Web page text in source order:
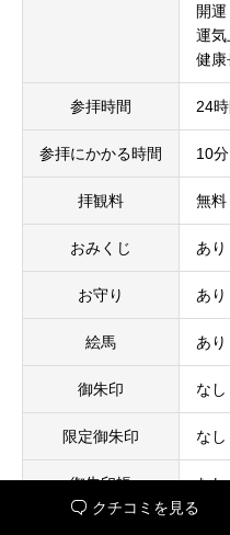
開運
運気
健康
参拝時間 24
参拝にかかる時間 10分
拝観料 無料
おみくじ あり
お守り あり
絵馬 あり
御朱印 なし
限定御朱印 なし
御朱印帳 なし
 クチコミを見る